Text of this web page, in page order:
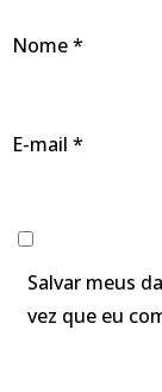
Nome*
E-mail *
Salvar meus
vez que eu